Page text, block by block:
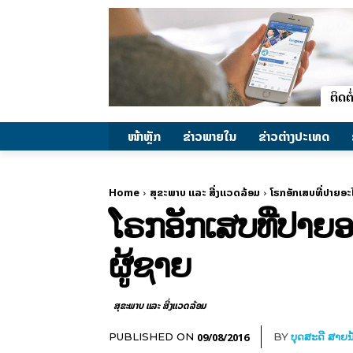
ໜ້າຫຼັກ ຂ່າວພາຍ​ໃນ ຂ່າວຕ່າງປະເທດ
Home ສຸຂະພາບ ແລະ ສີ່ງແວດລ້ອມ ໂຣກອັກເສບທີ່ປາຍອ
ໂຣກອັກເສບທີ່ປາຍ
ຜູ້ຊາຍ
ສຸຂະພາບ ແລະ ສີ່ງແວດລ້ອມ
PUBLISHED ON 09/08/2016 BYບຸດສະດີ ສາຍ